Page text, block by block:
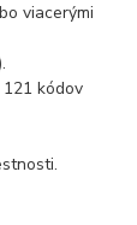
viacerými
kódov